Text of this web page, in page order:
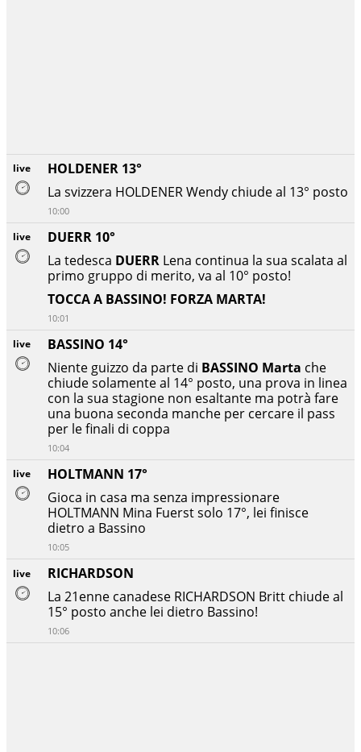
live
RICHARDSON
La 21enne canadese RICHARDSON Britt chiude al
15° posto anche lei dietro Bassino!
10:06
live
HOLTMANN 17°
Gioca in casa ma senza impressionare
HOLTMANN Mina Fuerst solo 17°, lei finisce
dietro a Bassino
10:05
live
BASSINO 14°
Niente guizzo da parte di BASSINO Marta che
chiude solamente al 14° posto, una prova in linea
con la sua stagione non esaltante ma potrà fare
una buona seconda manche per cercare il pass
per le finali di coppa
10:04
live
DUERR 10°
La tedesca DUERR Lena continua la sua scalata al
primo gruppo di merito, va al 10° posto!
TOCCA A BASSINO! FORZA MARTA!
10:01
live
HOLDENER 13°
La svizzera HOLDENER Wendy chiude al 13° posto
10:00